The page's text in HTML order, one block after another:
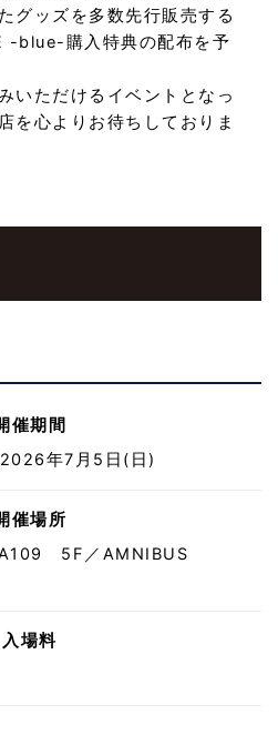
グッズを多数先行販売する
-blue-購入特典の配布を予
いただけるイベントとなっ
を心よりお待ちしておりま
催期間
年7月5日(日)
催場所
5F／AMNIBUS
入場料